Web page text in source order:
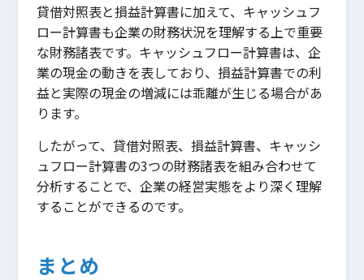
貸借対照表と損益計算書に加えて、キャッシュフ
ロー計算書も企業の財務状況を理解する上で重要
な財務諸表です。キャッシュフロー計算書は、企
業の現金の動きを表しており、損益計算書での利
益と実際の現金の増減には乖離が生じる場合があ
ります。
したがって、貸借対照表、損益計算書、キャッシ
ュフロー計算書の3つの財務諸表を組み合わせて
分析することで、企業の経営実態をより深く理解
することができるのです。
まとめ